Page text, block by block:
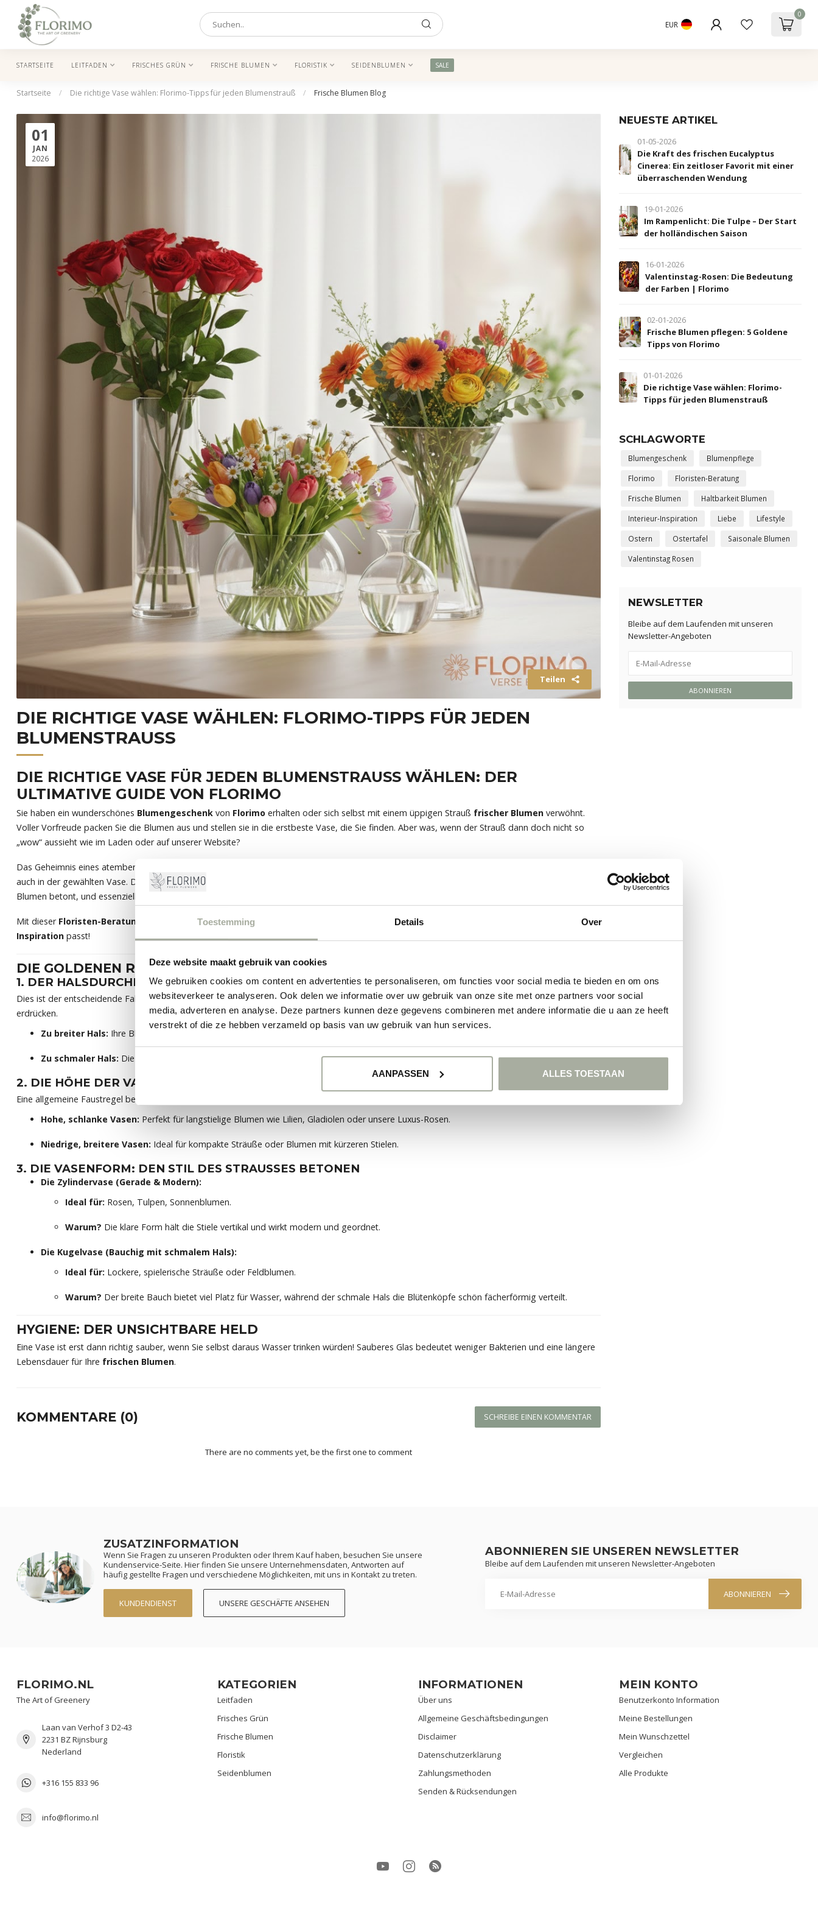
Toestemming Details Over
Deze website maakt gebruik van cookies
We gebruiken cookies om content en advertenties te personaliseren, om functies voor social media te bieden en om ons
websiteverkeer te analyseren. Ook delen we informatie over uw gebruik van onze site met onze partners voor social
media, adverteren en analyse. Deze partners kunnen deze gegevens combineren met andere informatie die u aan ze heeft
verstrekt of die ze hebben verzameld op basis van uw gebruik van hun services.
AANPASSEN ALLES TOESTAAN
EUR
0
STARTSEITE LEITFADEN FRISCHES GRÜN FRISCHE BLUMEN FLORISTIK SEIDENBLUMEN SALE
Startseite / Die richtige Vase wählen: Florimo-Tipps für jeden Blumenstrauß / Frische Blumen Blog
01
JAN
2026
Teilen
DIE RICHTIGE VASE WÄHLEN: FLORIMO-TIPPS FÜR JEDEN
BLUMENSTRAUSS
DIE RICHTIGE VASE FÜR JEDEN BLUMENSTRAUSS WÄHLEN: DER U
LTIMATIVE GUIDE VON FLORIMO
Sie haben ein wunderschönes Blumengeschenk von Florimo erhalten oder sich selbst mit einem üppigen Strauß frischer Blumen verwöhnt.
Voller Vorfreude packen Sie die Blumen aus und stellen sie in die erstbeste Vase, die Sie finden. Aber was, wenn der Strauß dann doch nicht so
„wow“ aussieht wie im Laden oder auf unserer Website?
Das Geheimnis eines atemberaubenden Arrangements liegt nicht nur in der Qualität der
auch in der gewählten Vase. Die richtige Vase ist mehr als nur ein Wasserbehälter; sie ist die perfekte Stütze, der Rahmen, der die Schönheit der
Blumen betont, und essenziell für die
Mit dieser Floristen-Beratung verwandeln Sie jeden Strauß in ein Kunstwerk, das perfekt zu Ihrem
Interieur-
Inspiration passt!
DIE GOLDENEN REGELN DER VASENWAHL
1. DER HALSDURCHMESSER: DER WICHTIGSTE TIPP VOM PROFI
Dies ist der entscheidende Faktor! Der Hals der Vase muss genau breit genug sein, um alle Stiele bequem zusammenzuhalten, ohne sie zu
erdrücken.
Zu breiter Hals: Ihre Blumen fallen auseinander, hängen über den Rand und der Strauß verliert seine Form.
Zu schmaler Hals: Die Stiele werden gequetscht, können kein Wasser mehr aufnehmen und die Blumen verwelken schnell.
2. DIE HÖHE DER VASE: EINE FRAGE DER BALANCE
Eine allgemeine Faustregel besagt, dass die Vase etwa die Hälfte bis zwei Drittel der Länge der Blumenstiele abdecken sollte.
Hohe, schlanke Vasen: Perfekt für langstielige Blumen wie Lilien, Gladiolen oder unsere Luxus-Rosen.
Niedrige, breitere Vasen: Ideal für kompakte Sträuße oder Blumen mit kürzeren Stielen.
3. DIE VASENFORM: DEN STIL DES STRAUSSES BETONEN
Die Zylindervase (Gerade & Modern):
Ideal für: Rosen, Tulpen, Sonnenblumen.
Warum? Die klare Form hält die Stiele vertikal und wirkt modern und geordnet.
Die Kugelvase (Bauchig mit schmalem Hals):
Ideal für: Lockere, spielerische Sträuße oder Feldblumen.
Warum? Der breite Bauch bietet viel Platz für Wasser, während der schmale Hals die Blütenköpfe schön fächerförmig verteilt.
HYGIENE: DER UNSICHTBARE HELD
Eine Vase ist erst dann richtig sauber, wenn Sie selbst daraus Wasser trinken würden! Sauberes Glas bedeutet weniger Bakterien und eine längere
Lebensdauer für Ihre frischen Blumen.
KOMMENTARE (0) SCHREIBE EINEN KOMMENTAR
There are no comments yet, be the first one to comment
NEUESTE ARTIKEL
01-05-2026
Die Kraft des frischen Eucalyptus
Cinerea: Ein zeitloser Favorit mit einer
überraschenden Wendung
19-01-2026
Im Rampenlicht: Die Tulpe – Der Start
der holländischen Saison
16-01-2026
Valentinstag-Rosen: Die Bedeutung
der Farben | Florimo
02-01-2026
Frische Blumen pflegen: 5 Goldene
Tipps von Florimo
01-01-2026
Die richtige Vase wählen: Florimo-
Tipps für jeden Blumenstrauß
SCHLAGWORTE
Blumengeschenk Blumenpflege
Florimo Floristen-Beratung
Frische Blumen Haltbarkeit Blumen
Interieur-Inspiration Liebe Lifestyle
Ostern Ostertafel Saisonale Blumen
Valentinstag Rosen
NEWSLETTER
Bleibe auf dem Laufenden mit unseren
Newsletter-Angeboten
ABONNIEREN
ZUSATZINFORMATION
Wenn Sie Fragen zu unseren Produkten oder Ihrem Kauf haben, besuchen Sie unsere
Kundenservice-Seite. Hier finden Sie unsere Unternehmensdaten, Antworten auf
häufig gestellte Fragen und verschiedene Möglichkeiten, mit uns in Kontakt zu treten.
KUNDENDIENST UNSERE GESCHÄFTE ANSEHEN
ABONNIEREN SIE UNSEREN NEWSLETTER
Bleibe auf dem Laufenden mit unseren Newsletter-Angeboten
ABONNIEREN
FLORIMO.NL
The Art of Greenery
Laan van Verhof 3 D2-43
2231 BZ Rijnsburg
Nederland
+316 155 833 96
info@florimo.nl
KATEGORIEN
Leitfaden
Frisches Grün
Frische Blumen
Floristik
Seidenblumen
INFORMATIONEN
Über uns
Allgemeine Geschäftsbedingungen
Disclaimer
Datenschutzerklärung
Zahlungsmethoden
Senden & Rücksendungen
MEIN KONTO
Benutzerkonto Information
Meine Bestellungen
Mein Wunschzettel
Vergleichen
Alle Produkte